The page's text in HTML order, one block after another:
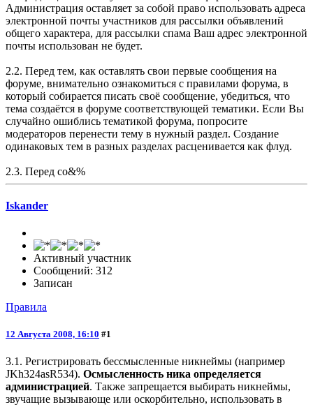
Администрация оставляет за собой право использовать адреса
электронной почты участников для рассылки объявлений
общего характера, для рассылки спама Ваш адрес электронной
почты использован не будет.
2.2. Перед тем, как оставлять свои первые сообщения на
форуме, внимательно ознакомиться с правилами форума, в
который собирается писать своё сообщение, убедиться, что
тема создаётся в форуме соответствующей тематики. Если Вы
случайно ошиблись тематикой форума, попросите
модераторов перенести тему в нужный раздел. Создание
одинаковых тем в разных разделах расценивается как флуд.
2.3. Перед со&%
Iskander
Активный участник
Сообщений: 312
Записан
Правила
12 Августа 2008, 16:10 #1
3.1. Регистрировать бессмысленные никнеймы (например
JKh324asR534). Осмысленность ника определяется
администрацией. Также запрещается выбирать никнеймы,
звучащие вызывающе или оскорбительно, использовать в